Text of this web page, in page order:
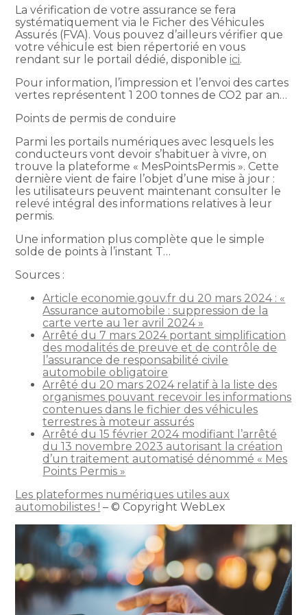
La vérification de votre assurance se fera
systématiquement via le Ficher des Véhicules
Assurés (FVA). Vous pouvez d’ailleurs vérifier que
votre véhicule est bien répertorié en vous
rendant sur le portail dédié, disponibleici.
Pour information, l’impression et l’envoi des cartes
vertes représentent 1 200 tonnes de CO2 par an…
Points de permis de conduire
Parmi les portails numériques avec lesquels les
conducteurs vont devoir s’habituer à vivre, on
trouve la plateforme « MesPointsPermis ». Cette
dernière vient de faire l’objet d’une mise à jour :
les utilisateurs peuvent maintenant consulter le
relevé intégral des informations relatives à leur
permis.
Une information plus complète que le simple
solde de points à l’instant T…
Sources :
Article economie.gouv.fr du 20 mars 2024 : «
Assurance automobile : suppression de la
carte verte au 1er avril 2024 »
Arrêté du 7 mars 2024 portant simplification
des modalités de preuve et de contrôle de
l’assurance de responsabilité civile
automobile obligatoire
Arrêté du 20 mars 2024 relatif à la liste des
organismes pouvant recevoir les informations
contenues dans le fichier des véhicules
terrestres à moteur assurés
Arrêté du 15 février 2024 modifiant l’arrêté
du 13 novembre 2023 autorisant la création
d’un traitement automatisé dénommé « Mes
Points Permis »
Les plateformes numériques utiles aux
automobilistes ! – © Copyright WebLex